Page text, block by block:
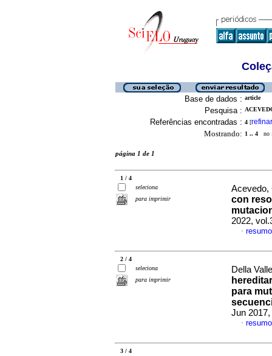
Base de dados : article
Pesquisa :
Referências encontradas : 4 [refinar
Mostrando: 1 .. 4 no
página 1 de 1
1 / 4
seleciona
para imprimir
Acevedo,
con
2022,
·
2 / 4
seleciona
para imprimir
Della
para
Jun
·
3 / 4